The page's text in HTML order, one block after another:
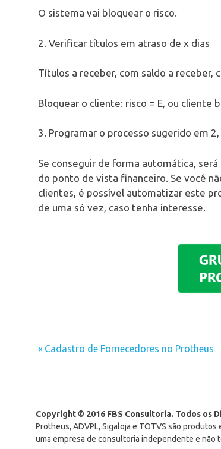
O sistema vai bloquear o risco.
2. Verificar títulos em atraso de x dias
Títulos a receber, com saldo a receber,
Bloquear o cliente: risco = E, ou cliente
3. Programar o processo sugerido em
Se conseguir de forma automática,
do ponto de vista financeiro. Se você
clientes, é possível automatizar este
de uma só vez, caso tenha interesse.
Navegação
Post
Previous
Post:
Cadastro de Fornecedores no Protheus
Copyright © 2016 FBS Consultoria. Todos os
Protheus, ADVPL, Sigaloja e TOTVS são
uma empresa de consultoria independente e